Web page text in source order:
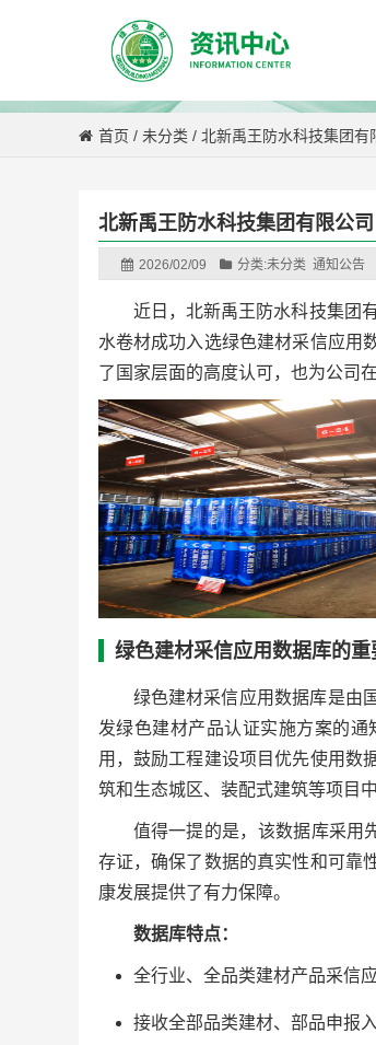
首页 / 未分类 / 北新禹王防水科技集团
北新禹王防水科技集团有限公
2026/02/09 分类:未分类 通知公告
近日，北新禹王防水科技集团
水卷材成功入选绿色建材采信应用
了国家层面的高度认可，也为公司
绿色建材采信应用数据库的重
绿色建材采信应用数据库是由
发绿色建材产品认证实施方案的
用，鼓励工程建设项目优先使用数
筑和生态城区、装配式建筑等项目中
值得一提的是，该数据库采用
存证，确保了数据的真实性和可靠
康发展提供了有力保障。
数据库特点：
全行业、全品类建材产品采信
接收全部品类建材、部品申报